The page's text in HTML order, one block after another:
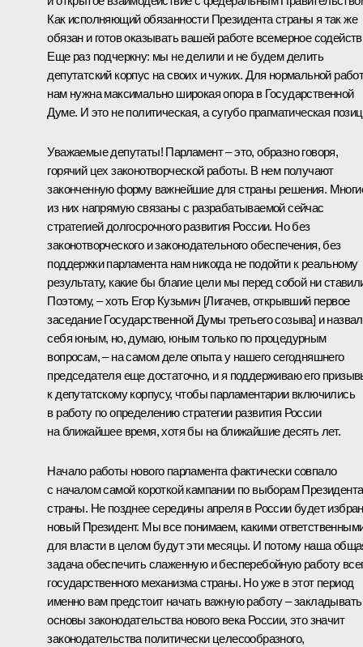
Как исполняющий обязанности Президента страны я так же
обязан и готов оказывать вашей работе всемерное
Еще раз подчеркну: мы не делили и не будем делить
депутатский корпус на своих и чужих. Для нормальной
нам нужна максимально широкая опора в Государственной
Думе. И это не политическая, а сугубо прагматическая
Уважаемые депутаты! Парламент – это, образно говоря,
горячий цех законотворческой работы. В нем получают
законченную форму важнейшие для страны решения.
из них напрямую связаны с разрабатываемой сейчас
стратегией долгосрочного развития России. Но без
законотворческого и законодательного обеспечения, без
поддержки парламента нам никогда не подойти к реальному
результату, какие бы благие цели мы перед собой ни
Поэтому, – хоть Егор Кузьмич [Лигачев, открывший первое
заседание Государственной Думы третьего созыва] и назвал
себя юным, но, думаю, юным только по процедурным
вопросам, – на самом деле опыта у нашего сегодняшнего
председателя еще достаточно, и я поддерживаю его
к депутатскому корпусу, чтобы парламентарии включились
в работу по определению стратегии развития России
на ближайшее время, хотя бы на ближайшие десять лет.
Начало работы нового парламента фактически совпало
с началом самой короткой кампании по выборам Президента
страны. Не позднее середины апреля в России будет избран
новый Президент. Мы все понимаем, какими
для власти в целом будут эти месяцы. И потому наша
задача обеспечить слаженную и бесперебойную работу
государственного механизма страны. Но уже в этот период
именно вам предстоит начать важную работу – закладывать
основы законодательства нового века России, это значит
законодательства политически целесообразного,